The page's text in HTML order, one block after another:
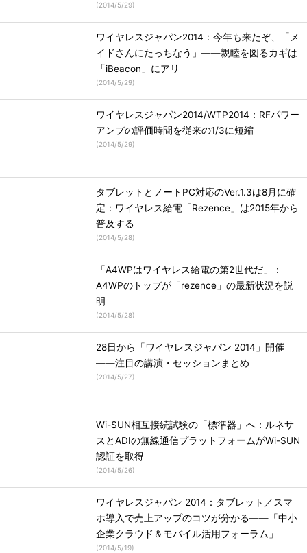
(2014/5/29)
ワイヤレスジャパン2014：今年も来たぞ、「メ
イドさんにたっちなう」――親睦を図るカギは
「iBeacon」にアリ
(2014/5/29)
ワイヤレスジャパン2014/WTP2014：RFパワー
アンプの評価時間を従来の1/3に短縮
(2014/5/29)
タブレットとノートPC対応のVer.1.3は8月に確
定：ワイヤレス給電「Rezence」は2015年から
普及する
(2014/5/28)
「A4WPはワイヤレス給電の第2世代だ」：
A4WPのトップが「rezence」の最新状況を説
明
(2014/5/28)
28日から「ワイヤレスジャパン 2014」開催
――注目の講演・セッションまとめ
(2014/5/27)
Wi-SUN相互接続試験の「標準器」へ：ルネサ
スとADIの無線通信プラットフォームがWi-SUN
認証を取得
(2014/5/26)
ワイヤレスジャパン 2014：タブレット／スマ
ホ導入で売上アップのコツが分かる――「中小
企業クラウド＆モバイル活用フォーラム」
(2014/5/19)